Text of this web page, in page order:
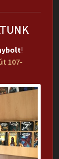
!
107-